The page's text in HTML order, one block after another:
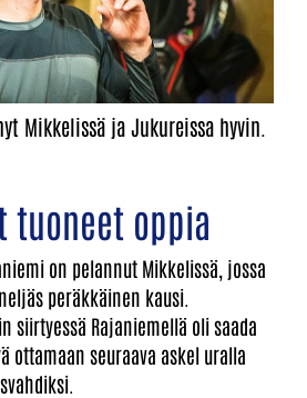
Mikkelissä ja Jukureissa hyvin.
tuoneet oppia
on pelannut Mikkelissä, jossa
peräkkäinen kausi.
siirtyessä Rajaniemellä oli saada
ottamaan seuraava askel uralla